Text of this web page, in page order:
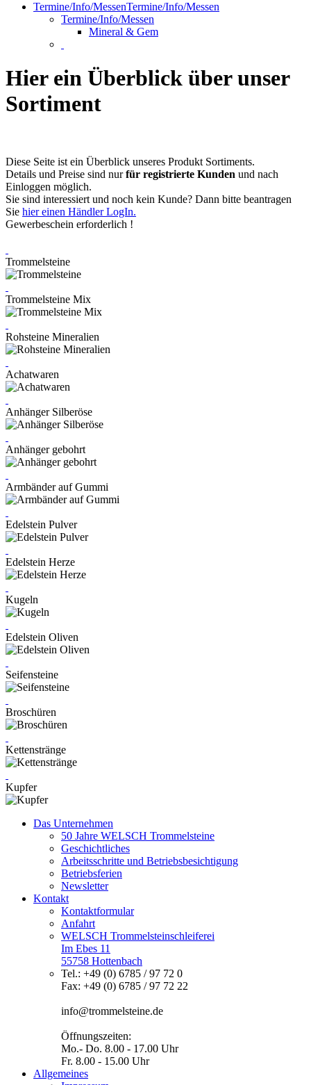
Termine/Info/MessenTermine/Info/Messen
Termine/Info/Messen
Mineral & Gem
Hier ein Überblick über unser
Sortiment
Diese Seite ist ein Überblick unseres Produkt Sortiments.
Details und Preise sind nurfür registrierte Kunden und nach
Einloggen möglich.
Sie sind interessiert und noch kein Kunde? Dann bitte beantragen
Sie hier einen Händler LogIn.
Gewerbeschein erforderlich !
Trommelsteine
Trommelsteine Mix
Rohsteine Mineralien
Achatwaren
Anhänger Silberöse
Anhänger gebohrt
Armbänder auf Gummi
Edelstein Pulver
Edelstein Herze
Kugeln
Edelstein Oliven
Seifensteine
Broschüren
Kettenstränge
Kupfer
Das Unternehmen
50 Jahre WELSCH Trommelsteine
Geschichtliches
Arbeitsschritte und Betriebsbesichtigung
Betriebsferien
Newsletter
Kontakt
Kontaktformular
Anfahrt
WELSCH Trommelsteinschleiferei
Im Ebes 11
55758 Hottenbach
Tel.: +49 (0) 6785 / 97 72 0
Fax: +49 (0) 6785 / 97 72 22
info@trommelsteine.de
Öffnungszeiten:
Mo.- Do. 8.00 - 17.00 Uhr
Fr. 8.00 - 15.00 Uhr
Allgemeines